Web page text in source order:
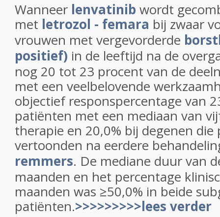
Wanneer lenvatinib wordt
met letrozol - femara bij zwaar
vrouwen met vergevorderde
positief) in de leeftijd na de
nog 20 tot 23 procent van de
met een veelbelovende
objectief responspercentage van
patiënten met een mediaan van
therapie en 20,0% bij degenen die
vertoonden na eerdere
remmers. De mediane duur van
maanden en het percentage
maanden was ≥50,0% in beide
patiënten.>>>>>>>>>lees verder